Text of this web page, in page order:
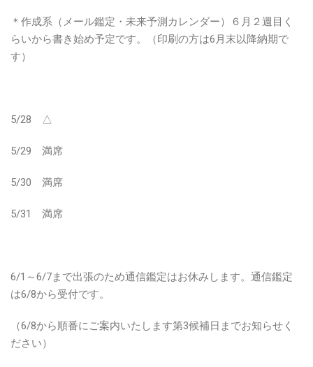
＊作成系（メール鑑定・未来予測カレンダー）６月２週目く
らいから書き始め予定です。（印刷の方は6月末以降納期で
す）
5/28 △
5/29 満席
5/30 満席
5/31 満席
6/1～6/7まで出張のため通信鑑定はお休みします。通信鑑定
は6/8から受付です。
（6/8から順番にご案内いたします第3候補日までお知らせく
ださい）